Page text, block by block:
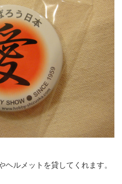
ヘルメットを貸してくれます。